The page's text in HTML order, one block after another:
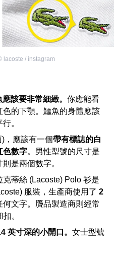
lacoste / instagram
該要非常細緻。 你應能看
的下顎。鱷魚的身體應該
。
，應該有一個帶有標誌的白
色數字。男性型號的尺寸是
是兩個數字。
蒂絲 (Lacoste) Polo 衫是
服裝，生產商使用了 2
何文字。贗品製造商則經常
。
英寸深的小開口。 女士型號